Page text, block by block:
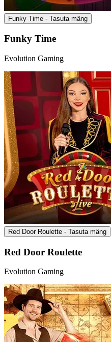
Funky Time - Tasuta mäng
Funky Time
Evolution Gaming
Red Door Roulette - Tasuta mäng
Red Door Roulette
Evolution Gaming